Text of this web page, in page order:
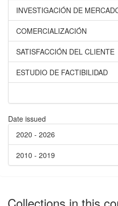
INVESTIGACIÓN DE
COMERCIALIZACIÓN
SATISFACCIÓN DEL CLIENTE
ESTUDIO DE FACTIBILIDAD
Date issued
2020 - 2026
2010 - 2019